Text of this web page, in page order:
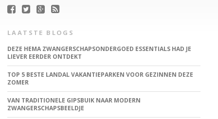
LAATSTE BLOGS
DEZE HEMA ZWANGERSCHAPSONDERGOED ESSENTIALS HAD JE
LIEVER EERDER ONTDEKT
TOP 5 BESTE LANDAL VAKANTIEPARKEN VOOR GEZINNEN DEZE
ZOMER
VAN TRADITIONELE GIPSBUIK NAAR MODERN
ZWANGERSCHAPSBEELDJE